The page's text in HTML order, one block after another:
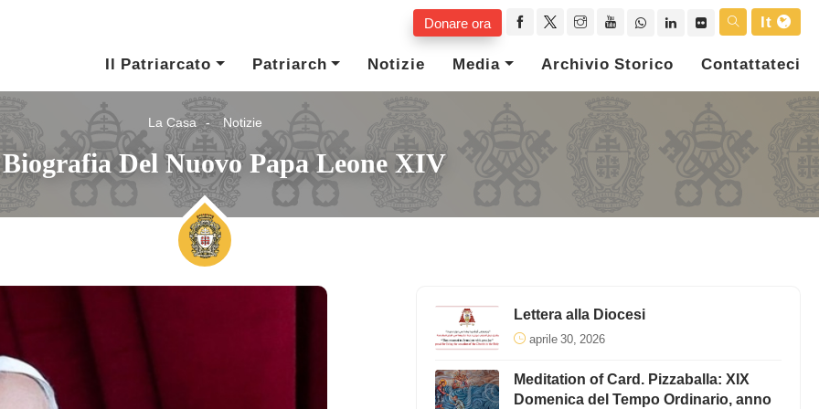
Donare ora
It
Il Patriarcato
Patriarch Notizie Media Archivio Storico Contattateci
La Casa Notizie
Del Nuovo Papa Leone XIV
Lettera alla Diocesi
aprile 30, 2026
Meditation of Card. Pizzaballa: XIX
Domenica del Tempo Ordinario, anno